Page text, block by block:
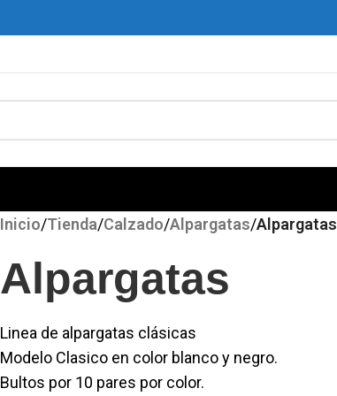
Inicio/Tienda/Calzado/Alpargatas/Alpargatas
Alpargatas
Linea de alpargatas clásicas
Modelo Clasico en color blanco y negro.
Bultos por 10 pares por color.